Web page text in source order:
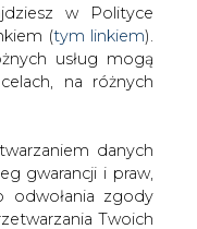
w Polityce
(tym linkiem).
usług mogą
na różnych
danych
gwarancji i praw,
odwołania zgody
Twoich